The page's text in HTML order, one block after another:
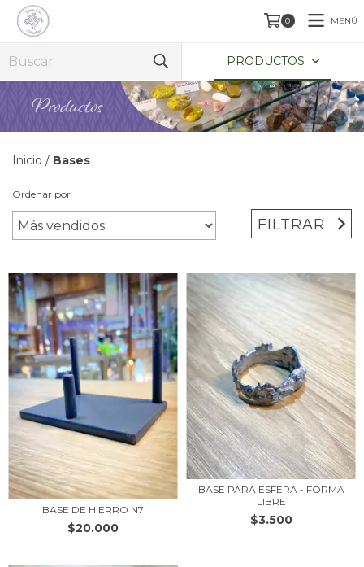
0 MENÚ
PRODUCTOS
Inicio / Bases
Ordenar por
FILTRAR
BASE DE HIERRO N7
$20.000
BASE PARA ESFERA - FORMA
LIBRE
$3.500